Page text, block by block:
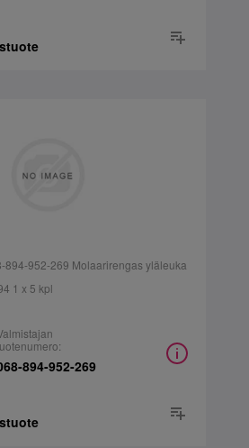
894-952-269 Molaarirengas yläleuka
1 x 5 kpl
894-952-269